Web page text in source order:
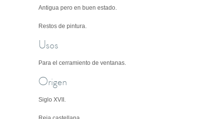
Antigua pero en buen estado.
Restos de pintura.
Usos
Para el cerramiento de ventanas.
Origen
Siglo XVII.